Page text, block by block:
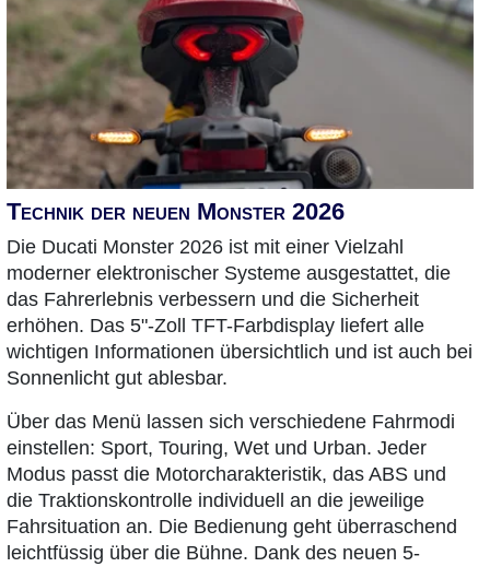
Technik der neuen Monster 2026
Die Ducati Monster 2026 ist mit einer Vielzahl
moderner elektronischer Systeme ausgestattet, die
das Fahrerlebnis verbessern und die Sicherheit
erhöhen. Das 5"-Zoll TFT-Farbdisplay liefert alle
wichtigen Informationen übersichtlich und ist auch bei
Sonnenlicht gut ablesbar.
Über das Menü lassen sich verschiedene Fahrmodi
einstellen: Sport, Touring, Wet und Urban. Jeder
Modus passt die Motorcharakteristik, das ABS und
die Traktionskontrolle individuell an die jeweilige
Fahrsituation an. Die Bedienung geht überraschend
leichtfüssig über die Bühne. Dank des neuen 5-